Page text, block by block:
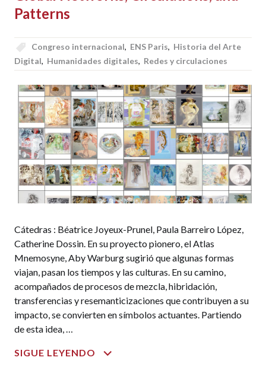
Patterns
Congreso internacional, ENS Paris, Historia del Arte
Digital, Humanidades digitales, Redes y circulaciones
Cátedras : Béatrice Joyeux-Prunel, Paula Barreiro López,
Catherine Dossin. En su proyecto pionero, el Atlas
Mnemosyne, Aby Warburg sugirió que algunas formas
viajan, pasan los tiempos y las culturas. En su camino,
acompañados de procesos de mezcla, hibridación,
transferencias y resemanticizaciones que contribuyen a su
impacto, se convierten en símbolos actuantes. Partiendo
de esta idea, …
SIGUE LEYENDO
VISUAL